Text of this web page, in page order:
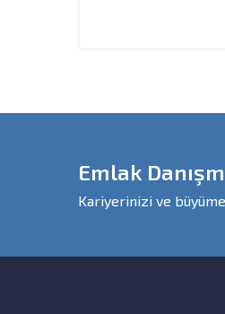
Emlak
Kariyerinizi ve